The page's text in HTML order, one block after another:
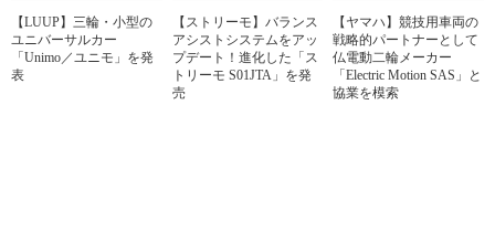
【LUUP】三輪・小型の
ユニバーサルカー
「Unimo／ユニモ」を発
表
【ストリーモ】バランス
アシストシステムをアッ
プデート！進化した「ス
トリーモ S01JTA」を発
売
【ヤマハ】競技用車両の
戦略的パートナーとして
仏電動二輪メーカー
「Electric Motion SAS」と
協業を模索